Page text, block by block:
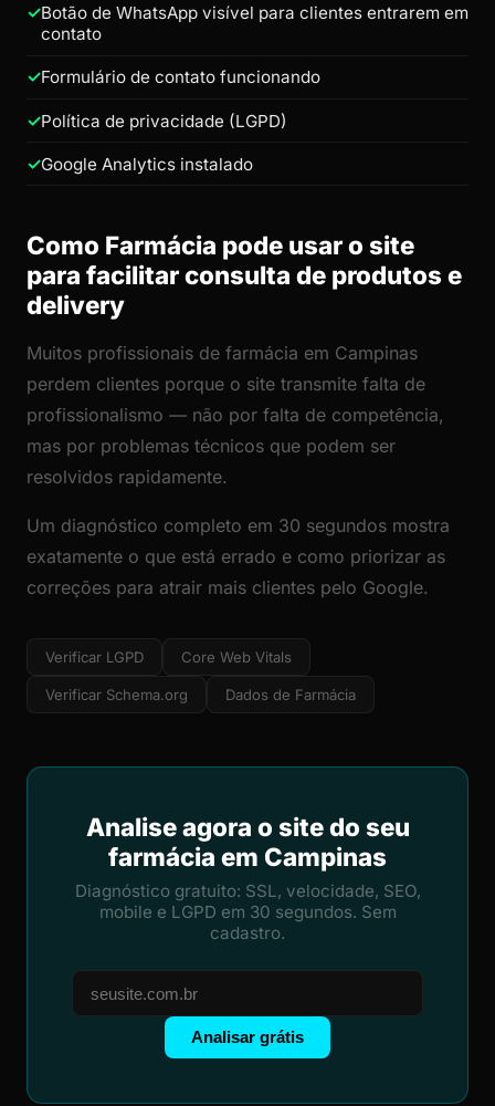
Botão de WhatsApp visível para clientes entrarem em
contato
Formulário de contato funcionando
Política de privacidade (LGPD)
Google Analytics instalado
Como Farmácia pode usar o site
para facilitar consulta de produtos e
delivery
Muitos profissionais de farmácia em Campinas
perdem clientes porque o site transmite falta de
profissionalismo — não por falta de competência,
mas por problemas técnicos que podem ser
resolvidos rapidamente.
Um diagnóstico completo em 30 segundos mostra
exatamente o que está errado e como priorizar as
correções para atrair mais clientes pelo Google.
Verificar LGPD Core Web Vitals
Verificar Schema.org Dados de Farmácia
Analise agora o site do seu
farmácia em Campinas
Diagnóstico gratuito: SSL, velocidade, SEO,
mobile e LGPD em 30 segundos. Sem
cadastro.
Analisar grátis